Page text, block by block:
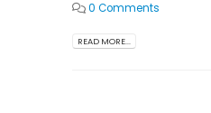
0 Comments
READ MORE...